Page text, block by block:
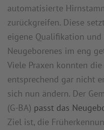
automatisierte
zurückgreifen. Diese
eigene Qualifikation
Neugeborenes im eng
Viele Praxen konnten
entsprechend gar nicht
sich nun ändern. Der
(G-BA) passt das
Ziel ist, die